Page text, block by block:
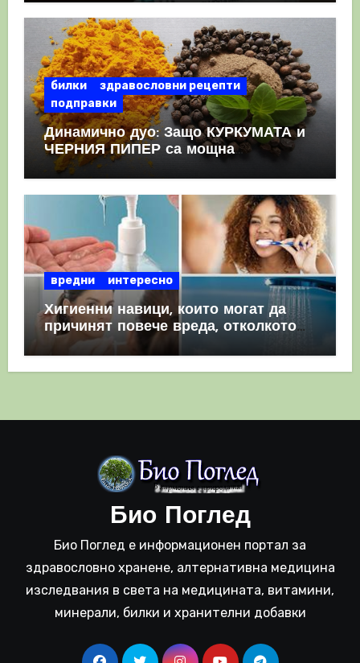
билки
здравословни рецепти
подправки
Динамично дуо: Защо КУРКУМАТА и
ЧЕРНИЯ ПИПЕР са мощна
комбинация
вредни интересно
Хигиенни навици, които могат да
причинят повече вреда, отколкото
полза
Био Поглед
Био Поглед е информационен портал за
здравословно хранене, алтернативна медицина
изследвания в света на медицината, витамини,
минерали, билки и хранителни добавки